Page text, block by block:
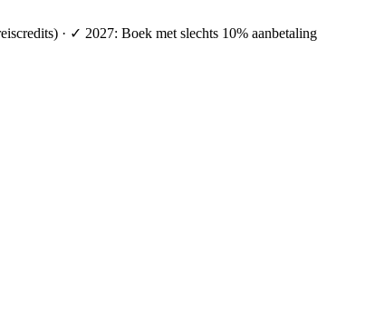
· ✓ 2027: Boek met slechts 10% aanbetaling